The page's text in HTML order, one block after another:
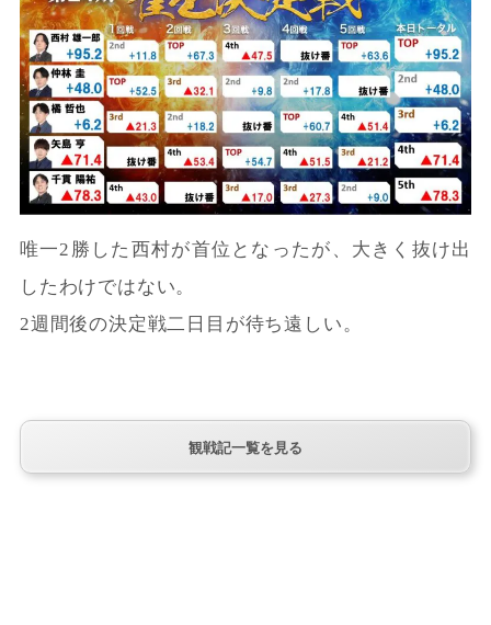
唯一2勝した西村が首位となったが、大きく抜け出
したわけではない。
2週間後の決定戦二日目が待ち遠しい。
観戦記一覧を見る